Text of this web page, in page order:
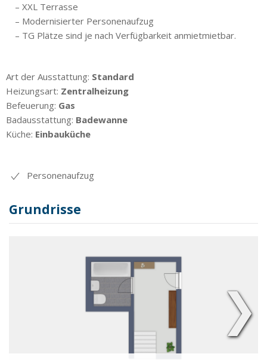
– XXL Terrasse
– Modernisierter Personenaufzug
– TG Plätze sind je nach Verfügbarkeit anmietmietbar.
Art der Ausstattung: Standard
Heizungsart: Zentralheizung
Befeuerung: Gas
Badausstattung: Badewanne
Küche: Einbauküche
Personenaufzug
Grundrisse
❯